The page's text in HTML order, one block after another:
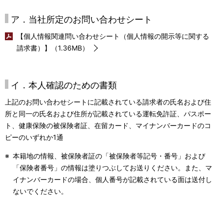
ア．当社所定のお問い合わせシート
【個人情報関連問い合わせシート（個人情報の開示等に関する
請求書）】（1.36MB）
イ．本人確認のための書類
上記のお問い合わせシートに記載されている請求者の氏名および住
所と同一の氏名および住所が記載されている運転免許証、パスポー
ト、健康保険の被保険者証、在留カード、マイナンバーカードのコ
ピーのいずれか1通
※ 本籍地の情報、被保険者証の「被保険者等記号・番号」および
「保険者番号」の情報は塗りつぶしてお送りください。また、マ
イナンバーカードの場合、個人番号が記載されている面は送付し
ないでください。